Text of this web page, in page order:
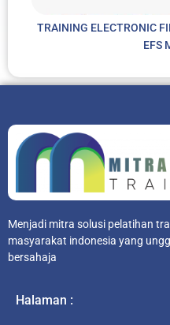
TRAINING ELECTRONIC
EFS
Menjadi mitra solusi pelatihan
masyarakat indonesia yang
bersahaja
Halaman :